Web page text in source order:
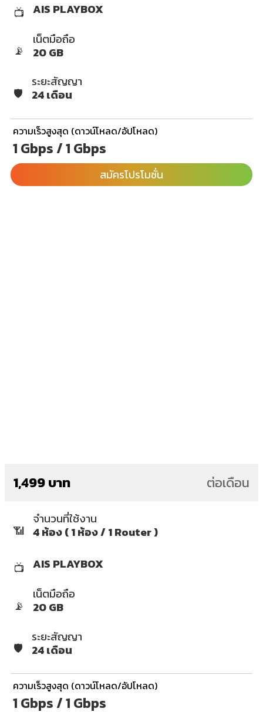
📺 AIS PLAYBOX
📡
เน็ตมือถือ
20 GB
🛡️
ระยะสัญญา
24 เดือน
ความเร็วสูงสุด (ดาวน์โหลด/อัปโหลด)
1 Gbps / 1 Gbps
สมัครโปรโมชั่น
1,499 บาท ต่อเดือน
📶
จำนวนที่ใช้งาน
4 ห้อง ( 1 ห้อง / 1 Router )
📺 AIS PLAYBOX
📡
เน็ตมือถือ
20 GB
🛡️
ระยะสัญญา
24 เดือน
ความเร็วสูงสุด (ดาวน์โหลด/อัปโหลด)
1 Gbps / 1 Gbps